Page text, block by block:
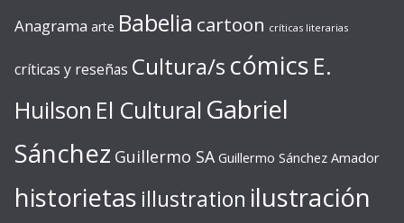
Anagrama arte Babelia cartoon críticas literarias
críticas y reseñas Cultura/s cómics E.
Huilson El Cultural Gabriel
Sánchez Guillermo SA Guillermo Sánchez Amador
historietas illustration ilustración